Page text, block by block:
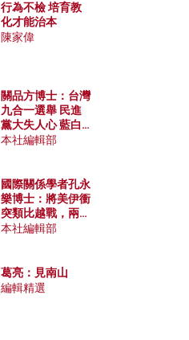
行為不檢 培育教
化才能治本
陳家偉
關品方博士：台灣
九合一選舉 民進
黨大失人心 藍白
合作有望拿下七成
本社編輯部
國際關係學者孔永
樂博士：將美伊衝
突類比越戰，兩者
有何異同？中國崛
本社編輯部
葛亮：見南山
編輯精選